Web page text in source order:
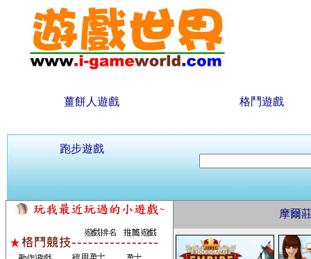
薑餅人遊戲 格鬥遊戲
跑步遊戲
摩爾